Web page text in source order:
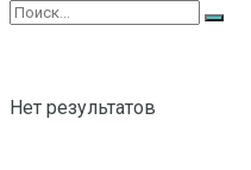
Нет результатов